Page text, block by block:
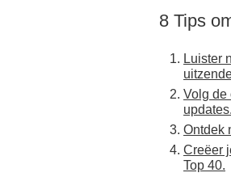
8 Tips
Luister
Volg de
updates.
Ontdek
Creëer
Top 40.